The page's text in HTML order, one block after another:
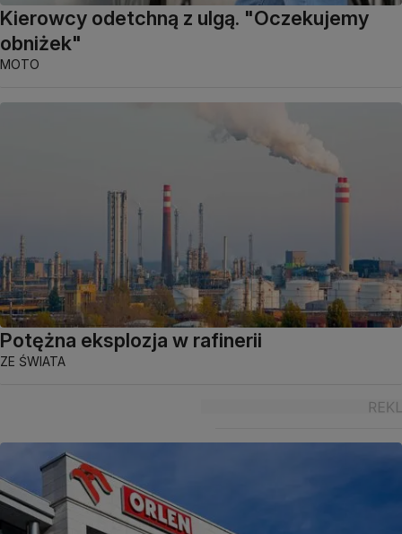
Kierowcy odetchną z ulgą. "Oczekujemy
obniżek"
MOTO
Potężna eksplozja w rafinerii
ZE ŚWIATA